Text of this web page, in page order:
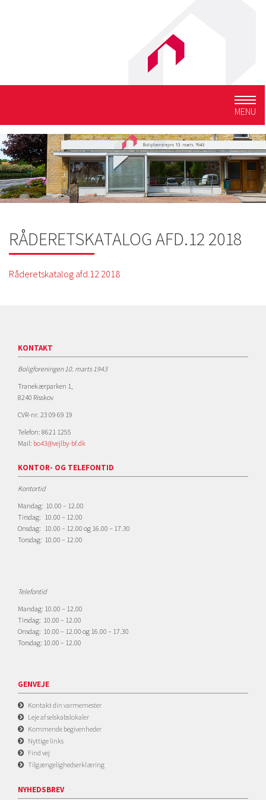
MENU
RÅDERETSKATALOG AFD.12 2018
Råderetskatalog afd.12 2018
KONTAKT
Boligforeningen 10. marts 1943
Tranekærparken 1,
8240 Risskov
CVR-nr. 23 09 69 19
Telefon: 8621 1255
Mail: bo43@vejlby-bf.dk
KONTOR- OG TELEFONTID
Kontortid
Mandag: 10.00 – 12.00
Tirsdag: 10.00 – 12.00
Onsdag: 10.00 – 12.00 og 16.00 – 17.30
Torsdag: 10.00 – 12.00
Telefontid
Mandag: 10.00 – 12.00
Tirsdag: 10.00 – 12.00
Onsdag: 10.00 – 12.00 og 16.00 – 17.30
Torsdag: 10.00 – 12.00
GENVEJE
Kontakt din varmemester
Leje af selskabslokaler
Kommende begivenheder
Nyttige links
Find vej
Tilgængelighedserklæring
NYHEDSBREV